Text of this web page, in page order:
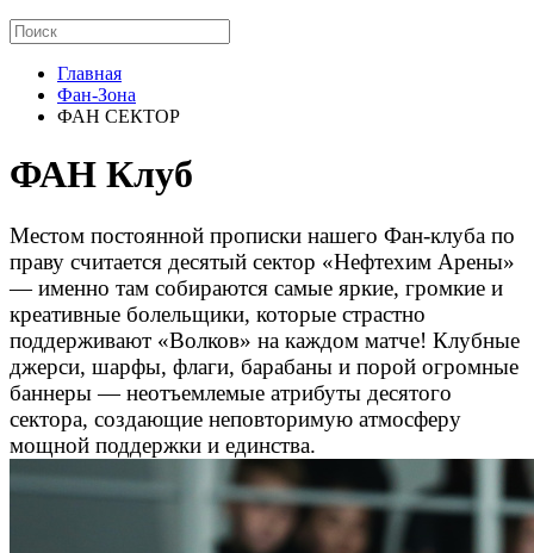
Главная
Фан-Зона
ФАН CЕКТОР
ФАН Клуб
Местом постоянной прописки нашего Фан-клуба по
праву считается десятый сектор «Нефтехим Арены»
— именно там собираются самые яркие, громкие и
креативные болельщики, которые страстно
поддерживают «Волков» на каждом матче! Клубные
джерси, шарфы, флаги, барабаны и порой огромные
баннеры — неотъемлемые атрибуты десятого
сектора, создающие неповторимую атмосферу
мощной поддержки и единства.